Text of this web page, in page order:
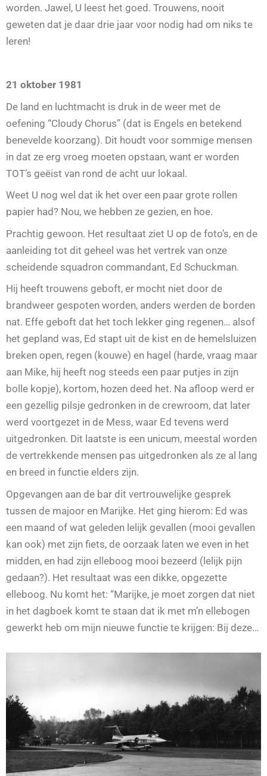
worden. Jawel, U leest het goed. Trouwens, nooit
geweten dat je daar drie jaar voor nodig had om niks te
leren!
21 oktober 1981
De land en luchtmacht is druk in de weer met de
oefening “Cloudy Chorus” (dat is Engels en betekend
benevelde koorzang). Dit houdt voor sommige mensen
in dat ze erg vroeg moeten opstaan, want er worden
TOT’s geëist van rond de acht uur lokaal.
Weet U nog wel dat ik het over een paar grote rollen
papier had? Nou, we hebben ze gezien, en hoe.
Prachtig gewoon. Het resultaat ziet U op de foto’s, en de
aanleiding tot dit geheel was het vertrek van onze
scheidende squadron commandant, Ed Schuckman.
Hij heeft trouwens geboft, er mocht niet door de
brandweer gespoten worden, anders werden de borden
nat. Effe geboft dat het toch lekker ging regenen… alsof
het gepland was, Ed stapt uit de kist en de hemelsluizen
breken open, regen (kouwe) en hagel (harde, vraag maar
aan Mike, hij heeft nog steeds een paar putjes in zijn
bolle kopje), kortom, hozen deed het. Na afloop werd er
een gezellig pilsje gedronken in de crewroom, dat later
werd voortgezet in de Mess, waar Ed tevens werd
uitgedronken. Dit laatste is een unicum, meestal worden
de vertrekkende mensen pas uitgedronken als ze al lang
en breed in functie elders zijn.
Opgevangen aan de bar dit vertrouwelijke gesprek
tussen de majoor en Marijke. Het ging hierom: Ed was
een maand of wat geleden lelijk gevallen (mooi gevallen
kan ook) met zijn fiets, de oorzaak laten we even in het
midden, en had zijn elleboog mooi bezeerd (lelijk pijn
gedaan?). Het resultaat was een dikke, opgezette
elleboog. Nu komt het: “Marijke, je moet zorgen dat niet
in het dagboek komt te staan dat ik met m’n ellebogen
gewerkt heb om mijn nieuwe functie te krijgen: Bij deze…